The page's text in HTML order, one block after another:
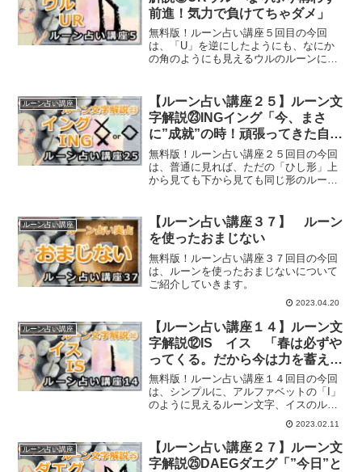
前進！気力で負けてちゃダメ」
無料版！ルーン占い講座５回目の今回
は、「U」を逆にしたようにも、なにか
の角のようにも見えるウルのルーンにつ
ルーン占い講座
【ルーン占い講座２５】ルーン文
字解説㉓INGイング「今、まさ
に”成就”の時！頑張ってきた自分
自身に祝福を」【タロットカード
だと？】
無料版！ルーン占い講座２５回目の今回
は、普通に見れば、ただの「ひし形」上
から見ても下から見ても同じ形のルー
ルーン占い講座
【ルーン占い講座３７】 ルーン
を使ったおまじない
無料版！ルーン占い講座３７回目の今回
は、ルーンを使ったおまじないについて
ご紹介していきます。
2023.04.20
ルーン占い講座
【ルーン占い講座１４】ルーン文
字解説⑫IS イス 「春は必ずや
ってくる。だから今は力を蓄え
て」
無料版！ルーン占い講座１４回目の今回
は、シンプルに、アルファベットの「I」
のように見えるルーン文字、イスのルー
ンについてご紹介していきます。2023.02.11
ルーン占い講座
【ルーン占い講座２７】ルーン文
字解説㉕DAEGダエグ「”今日”と